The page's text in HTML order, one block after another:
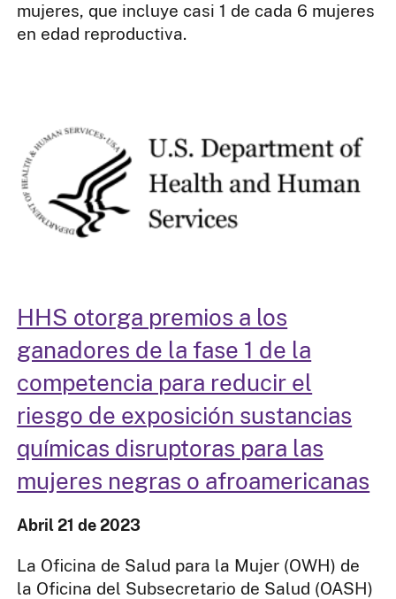
mujeres, que incluye casi 1 de cada 6 mujeres
en edad reproductiva.
HHS otorga premios a los
ganadores de la fase 1 de la
competencia para reducir el
riesgo de exposición sustancias
químicas disruptoras para las
mujeres negras o afroamericanas
Abril 21 de 2023
La Oficina de Salud para la Mujer (OWH) de
la Oficina del Subsecretario de Salud (OASH)